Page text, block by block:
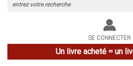
le
site
SE CONNECTER
Un livre acheté = un